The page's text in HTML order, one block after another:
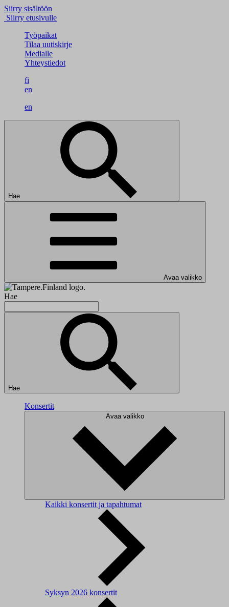
Siirry sisältöön
Siirry etusivulle
Työpaikat
Tilaa uutiskirje
Medialle
Yhteystiedot
fi
en
en
Hae
Avaa valikko
Hae
Hae
Konsertit
Avaa valikko
Kaikki konsertit ja tapahtumat
Syksyn 2026 konsertit